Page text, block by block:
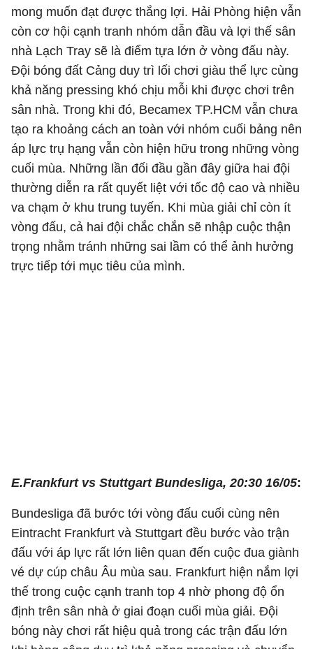
mong muốn đạt được thắng lợi. Hải Phòng hiện vẫn
còn cơ hội cạnh tranh nhóm dẫn đầu và lợi thế sân
nhà Lạch Tray sẽ là điểm tựa lớn ở vòng đấu này.
Đội bóng đất Cảng duy trì lối chơi giàu thể lực cùng
khả năng pressing khó chịu mỗi khi được chơi trên
sân nhà. Trong khi đó, Becamex TP.HCM vẫn chưa
tạo ra khoảng cách an toàn với nhóm cuối bảng nên
áp lực trụ hạng vẫn còn hiện hữu trong những vòng
cuối mùa. Những lần đối đầu gần đây giữa hai đội
thường diễn ra rất quyết liệt với tốc độ cao và nhiều
va chạm ở khu trung tuyến. Khi mùa giải chỉ còn ít
vòng đấu, cả hai đội chắc chắn sẽ nhập cuộc thận
trọng nhằm tránh những sai lầm có thể ảnh hưởng
trực tiếp tới mục tiêu của mình.
E.Frankfurt vs Stuttgart Bundesliga, 20:30 16/05:
Bundesliga đã bước tới vòng đấu cuối cùng nên
Eintracht Frankfurt và Stuttgart đều bước vào trận
đấu với áp lực rất lớn liên quan đến cuộc đua giành
vé dự cúp châu Âu mùa sau. Frankfurt hiện nắm lợi
thế trong cuộc cạnh tranh top 4 nhờ phong độ ổn
định trên sân nhà ở giai đoạn cuối mùa giải. Đội
bóng này chơi rất hiệu quả trong các trận đấu lớn